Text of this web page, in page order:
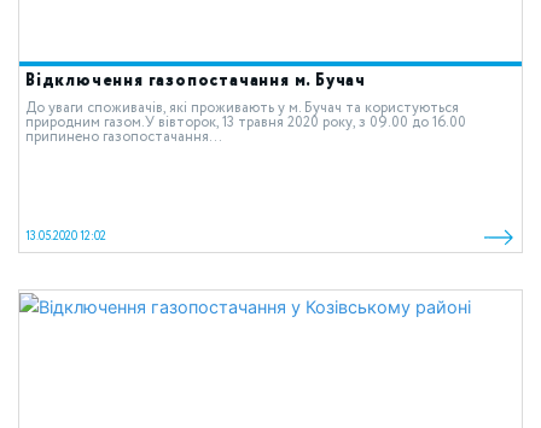
Відключення газопостачання м. Бучач
До уваги споживачів, які проживають у м. Бучач та користуються
природним газом.У вівторок, 13 травня 2020 року, з 09.00 до 16.00
припинено газопостачання...
13.05.2020 12:02